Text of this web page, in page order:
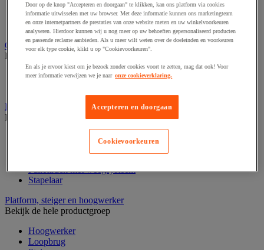
Laboratoriumkast
Laboratoriumladekast
Laboratoriumtafel
Opstapkruk, trap en ladder
Bekijk de hele productgroep
Ladder
Palletwagen
Bekijk de hele productgroep
Elektrische pallettruck
Pallettruck met weegsysteem
Stapelaar
Platform, steiger en hoogwerker
Bekijk de hele productgroep
Hoogwerker
Loopbrug
Door op de knop "Accepteren en doorgaan" te klikken, kan ons platform via cookies
informatie uitwisselen met uw browser. Met deze informatie kunnen ons marketingteam
en onze internetpartners de prestaties van onze website meten en uw winkelvoorkeuren
analyseren. Hierdoor kunnen wij u nog meer op uw behoeften gepersonaliseerd producten
en passende reclame aanbieden. Als u meer wilt weten over de doeleinden en voorkeuren
voor elk type cookie, klikt u op "Cookievoorkeuren".
En als je ervoor kiest om je bezoek zonder cookies voort te zetten, mag dat ook! Voor
meer informatie verwijzen we je naar onze cookieverklaring.
Accepteren en doorgaan
Cookievoorkeuren